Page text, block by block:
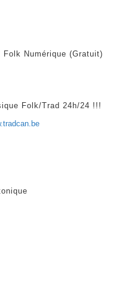
Folk Numérique (gratuit)
Folk/Trad 24h/24 !!!